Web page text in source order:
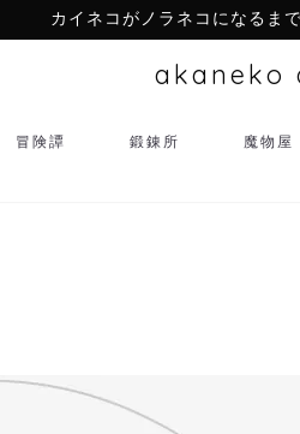
カイネコがノラネコになるま
akaneko
冒険譚 鍛錬所 魔物屋